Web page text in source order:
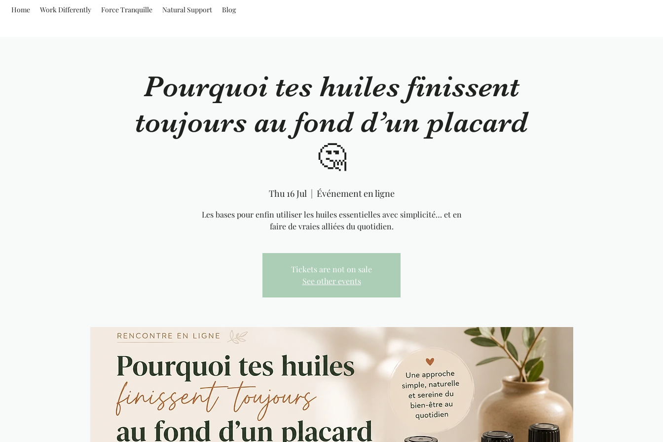
Home Work Differently Force Tranquille Natural Support Blog
Pourquoi tes huiles finissent
toujours au fond d’un placard
🤔
Thu 16 Jul
  |
Événement en ligne
Les bases pour enfin utiliser les huiles essentielles avec simplicité… et en
faire de vraies alliées du quotidien.
Tickets are not on sale
See other events